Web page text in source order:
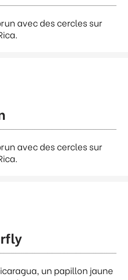
avec des cercles sur
avec des cercles sur
un papillon jaune